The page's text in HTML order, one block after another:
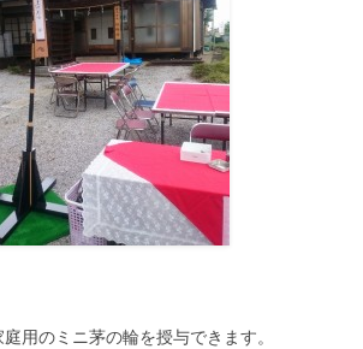
用のミニ茅の輪を授与できます。